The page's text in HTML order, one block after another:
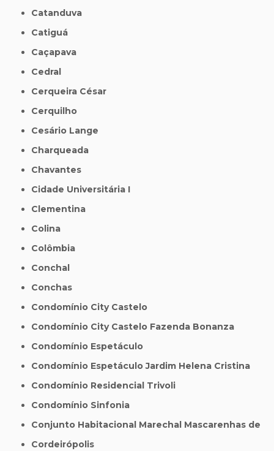
Catanduva
Catiguá
Caçapava
Cedral
Cerqueira César
Cerquilho
Cesário Lange
Charqueada
Chavantes
Cidade Universitária I
Clementina
Colina
Colômbia
Conchal
Conchas
Condomínio City Castelo
Condomínio City Castelo Fazenda Bonanza
Condomínio Espetáculo
Condomínio Espetáculo Jardim Helena Cristina
Condomínio Residencial Trivoli
Condomínio Sinfonia
Conjunto Habitacional Marechal Mascarenhas de
Cordeirópolis